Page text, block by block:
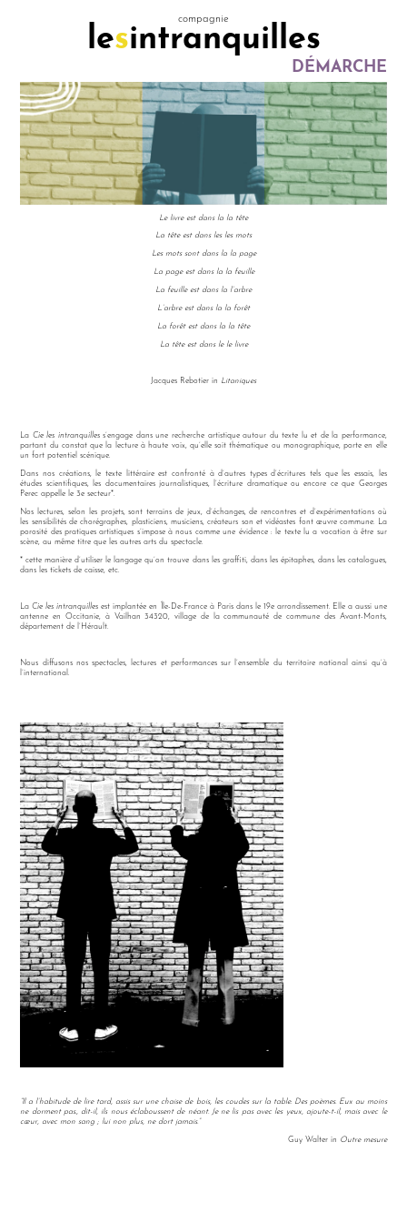
compagnie
lesintranquilles
DÉMARCHE
DÉMARCHE EN LIEN
Le livre est dans la la tête
La tête est dans les les mots
Les mots sont dans la la page
La page est dans la la feuille
La feuille est dans la l’arbre
L’arbre est dans la la forêt
La forêt est dans la la tête
La tête est dans le le livre
Jacques Rebotier in Litaniques
La Cie les intranquilless’engage dans une recherche artistique autour du texte lu et de la performance,
partant du constat que la lecture à haute voix, qu’elle soit thématique ou monographique, porte en elle
un fort potentiel scénique.
Dans nos créations, le texte littéraire est confronté à d’autres types d’écritures tels que les essais, les
études scientifiques, les documentaires journalistiques, l’écriture dramatique ou encore ce que Georges
Perec appelle le 3e secteur*.
Nos lectures, selon les projets, sont terrains de jeux, d’échanges, de rencontres et d’expérimentations où
les sensibilités de chorégraphes, plasticiens, musiciens, créateurs son et vidéastes font œuvre commune. La
porosité des pratiques artistiques s’impose à nous comme une évidence : le texte lu a vocation à être sur
scène, au même titre que les autres arts du spectacle.
* cette manière d’utiliser le langage qu’on trouve dans les graffiti, dans les épitaphes, dans les catalogues,
dans les tickets de caisse, etc.
LaCie les intranquillesest implantée en Île-De-France à Paris dans le 19e arrondissement. Elle a aussi une
antenne en Occitanie, à Vailhan 34320, village de la communauté de commune des Avant-Monts,
département de l’Hérault.
Nous diffusons nosspectacles, lectures et performances sur
l’ensemble du territoire national ainsi qu’à
l’international.
“Il a l’habitude de lire tard, assis sur une chaise de bois, les coudes sur la table. Des poèmes. Eux au moins
ne dorment pas., dit-il, ils nous éclaboussent de néant. Je ne lis pas avec les yeux, ajoute-t-il, mais avec le
cœur, avec mon sang ; lui non plus, ne dort jamais.”
Guy Walter in Outre mesure